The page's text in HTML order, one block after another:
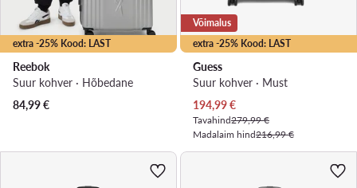
extra -25% Kood: LAST
Reebok
Suur kohver · Hõbedane
84,99€
extra -25% Kood: LAST
Võimalus
Guess
Suur kohver · Must
Praegune hind
194,99€
Tavahind279,99 €
Madalaim hind216,99 €